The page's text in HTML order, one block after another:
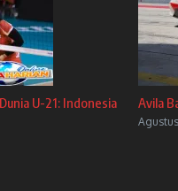
U-21: Indonesia Avila